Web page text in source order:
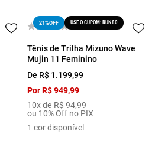
21%OFF USE O CUPOM: RUN80
Tênis de Trilha Mizuno Wave
Mujin 11 Feminino
DeR$1.199,99
PorR$ 949,99
10x de R$ 94,99
ou 10% Off no PIX
1 cor disponível